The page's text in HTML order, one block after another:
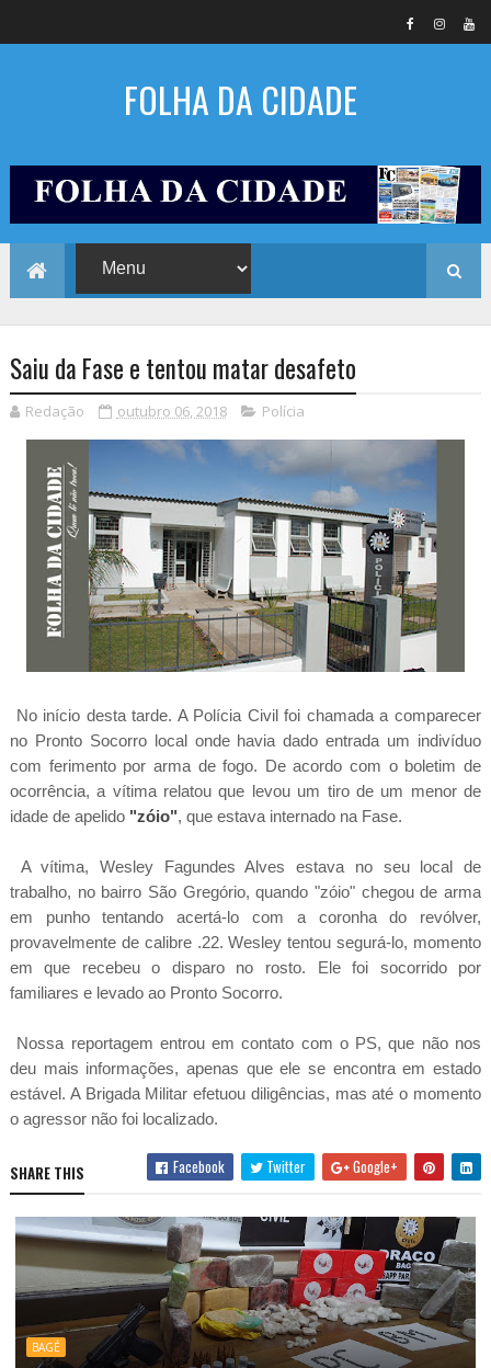
FOLHA DA CIDADE
Saiu da Fase e tentou matar desafeto
Redação outubro 06, 2018 Polícia
No início desta tarde. A Polícia Civil foi chamada a comparecer
no Pronto Socorro local onde havia dado entrada um indivíduo
com ferimento por arma de fogo. De acordo com o boletim de
ocorrência, a vítima relatou que levou um tiro de um menor de
idade de apelido "zóio", que estava internado na Fase.
A vítima, Wesley Fagundes Alves estava no seu local de
trabalho, no bairro São Gregório, quando "zóio" chegou de arma
em punho tentando acertá-lo com a coronha do revólver,
provavelmente de calibre .22. Wesley tentou segurá-lo, momento
em que recebeu o disparo no rosto. Ele foi socorrido por
familiares e levado ao Pronto Socorro.
Nossa reportagem entrou em contato com o PS, que não nos
deu mais informações, apenas que ele se encontra em estado
estável. A Brigada Militar efetuou diligências, mas até o momento
o agressor não foi localizado.
SHARE THIS Facebook Twitter Google+
BAGÉ